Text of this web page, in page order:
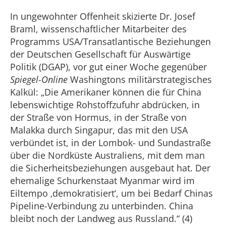
In ungewohnter Offenheit skizierte Dr. Josef
Braml, wissenschaftlicher Mitarbeiter des
Programms USA/Transatlantische Beziehungen
der Deutschen Gesellschaft für Auswärtige
Politik (DGAP), vor gut einer Woche gegenüber
Spiegel-Online Washingtons militärstrategisches
Kalkül: „Die Amerikaner können die für China
lebenswichtige Rohstoffzufuhr abdrücken, in
der Straße von Hormus, in der Straße von
Malakka durch Singapur, das mit den USA
verbündet ist, in der Lombok- und Sundastraße
über die Nordküste Australiens, mit dem man
die Sicherheitsbeziehungen ausgebaut hat. Der
ehemalige Schurkenstaat Myanmar wird im
Eiltempo ‚demokratisiert‘, um bei Bedarf Chinas
Pipeline-Verbindung zu unterbinden. China
bleibt noch der Landweg aus Russland.“ (4)